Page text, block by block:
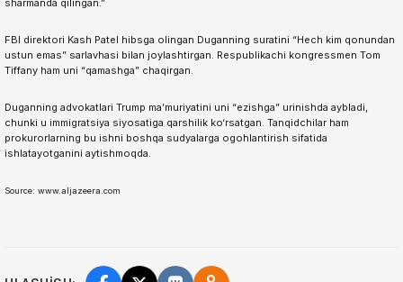
sharmanda qilingan.”
FBI direktori Kash Patel hibsga olingan Duganning suratini “Hech kim qonundan
ustun emas” sarlavhasi bilan joylashtirgan. Respublikachi kongressmen Tom
Tiffany ham uni “qamashga” chaqirgan.
Duganning advokatlari Trump ma’muriyatini uni “ezishga” urinishda aybladi,
chunki u immigratsiya siyosatiga qarshilik ko‘rsatgan. Tanqidchilar ham
prokurorlarning bu ishni boshqa sudyalarga ogohlantirish sifatida
ishlatayotganini aytishmoqda.
Source: www.aljazeera.com